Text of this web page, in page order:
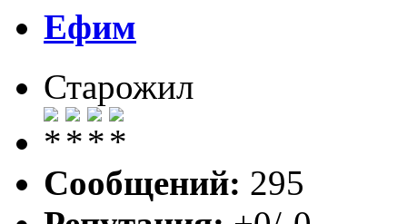
Ефим
Старожил
Сообщений: 295